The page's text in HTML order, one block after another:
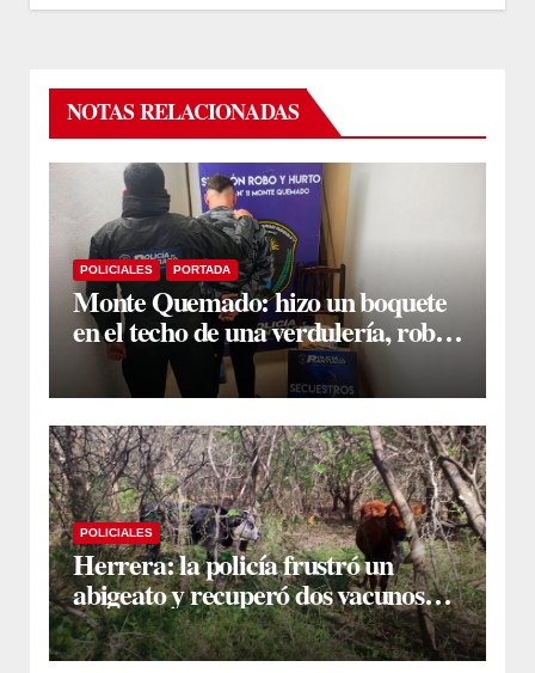
NOTAS RELACIONADAS
POLICIALES PORTADA
Monte Quemado: hizo un boquete
en el techo de una verdulería, robó
$800.000 y cayó tras ser filmado
POLICIALES
Herrera: la policía frustró un
abigeato y recuperó dos vacunos
ocultos en una zona montuosa